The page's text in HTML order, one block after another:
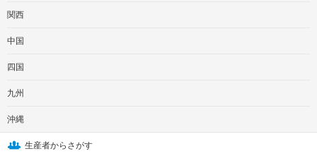
関西
中国
四国
九州
沖縄
生産者からさがす